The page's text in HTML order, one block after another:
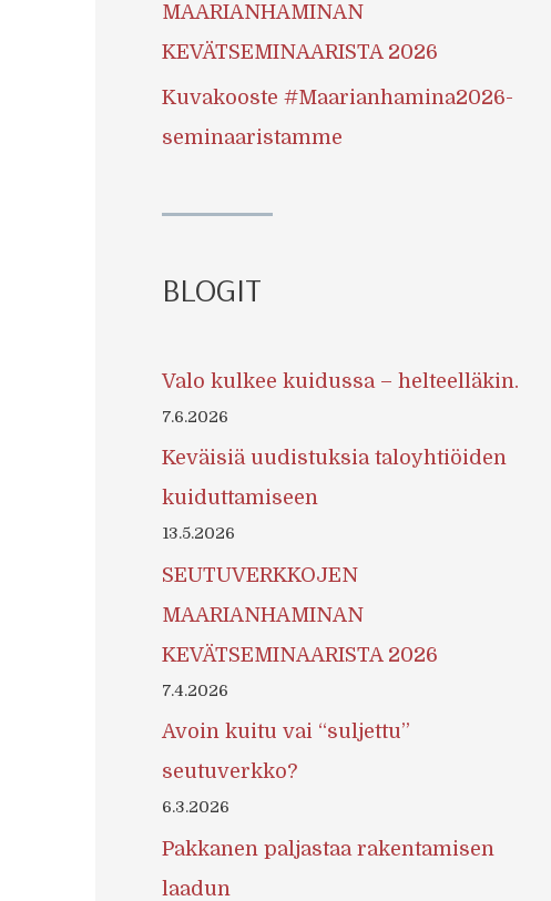
MAARIANHAMINAN
KEVÄTSEMINAARISTA 2026
Kuvakooste #Maarianhamina2026-
seminaaristamme
BLOGIT
Valo kulkee kuidussa – helteelläkin.
7.6.2026
Keväisiä uudistuksia taloyhtiöiden
kuiduttamiseen
13.5.2026
SEUTUVERKKOJEN
MAARIANHAMINAN
KEVÄTSEMINAARISTA 2026
7.4.2026
Avoin kuitu vai “suljettu”
seutuverkko?
6.3.2026
Pakkanen paljastaa rakentamisen
laadun